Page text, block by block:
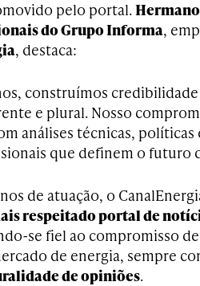
pelo portal.
do Grupo Informa,
, destaca:
construímos
e plural. Nosso
análises técnicas, políticas
que definem o futuro
de atuação, o
respeitado portal de
se fiel ao compromisso
de energia, sempre
de opiniões.